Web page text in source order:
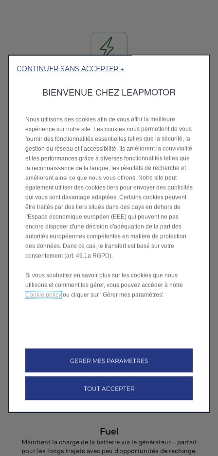
uniquement sous 15 % – idéal pour finir les derniers
kilomètres en électrique.
Privilégie la conduite électrique pour les trajets quotidiens,
le générateur démarre seulement lorsque la batterie descend
sous 25 %.
Fuel
Maintient la charge de la batterie via le générateur – parfait
pour les longs trajets avec peu d’opportunités de recharge.
CONTINUER SANS ACCEPTER →
BIENVENUE CHEZ LEAPMOTOR
Nous utilisons des cookies afin de vous offrir la meilleure
expérience sur notre site. Les cookies nous permettent de vous
fournir des fonctionnalités essentielles telles que la sécurité, la
gestion du réseau et l’accessibilité. Ils améliorent la convivialité
et les performances grâce à diverses fonctionnalités telles que
la reconnaissance de la langue, les résultats de recherche et
améliorent ainsi ce que nous vous offrons. Notre site peut
également utiliser des cookies tiers pour envoyer des publicités
qui vous sont davantage adaptées. Certains cookies peuvent
être traités par des tiers situés dans des pays en dehors de
l'Espace économique européen (EEE) qui peuvent ne pas
encore disposer d'une décision d'adéquation de la part des
autorités européennes compétentes en matière de protection
des données. Dans ce cas, le transfert est basé sur votre
consentement (art. 49.1a RGPD).
Si vous souhaitez en savoir plus sur les cookies que nous
utilisons et comment les gérer, vous pouvez accéder à notre
Cookie policy ou cliquer sur ' Gérer mes paramètres'.
GERER MES PARAMETRES
TOUT ACCEPTER